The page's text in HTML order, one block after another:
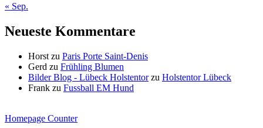
« Sep.
Neueste Kommentare
Horst zu Paris Porte Saint-Denis
Gerd zu Frühling Blumen
Bilder Blog - Lübeck Holstentorzu Holstentor Lübeck
Frank zu Fussball EM Hund
Homepage Counter